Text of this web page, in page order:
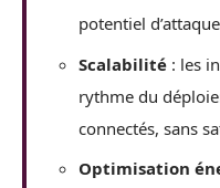
potentiel
Scalabilité : les
rythme du
connectés, sans
Optimisation